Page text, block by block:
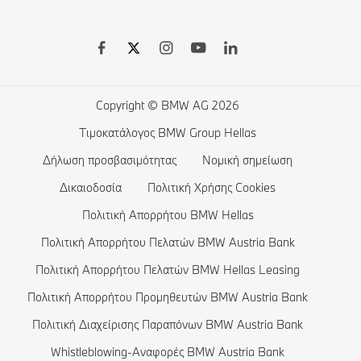
Οχήματος (CoC)
Ιστορικοί Τιμοκατάλογοι
Στοιχεία Δημοσιότητας BMW Hellas Leasing
Σύγκριση Αυτοκινήτων BMW
Κλείστε ένα test drive
BMW Σειρά 4
BMW Σειρά 3
BMW Σειρά 2
BMW Σειρά 1
Η οικογένεια BMW X1
BMW Σειρά M
Αυτονομία ηλεκτρικών αυτοκινήτων
Κόστος ηλεκτρικών αυτοκινήτων
Αυτοκίνητα με τεχνολογία Plug-in Hybrid
Copyright © BMW AG 2026
Τιμοκατάλογος BMW Group Hellas
Δήλωση προσβασιμότητας
Νομική σημείωση
Δικαιοδοσία
Πολιτική Χρήσης Cookies
Πολιτική Απορρήτου BMW Hellas
Πολιτική Απορρήτου Πελατών BMW Austria Bank
Πολιτική Απορρήτου Πελατών BMW Hellas Leasing
Πολιτική Απορρήτου Προμηθευτών BMW Austria Bank
Πολιτική Διαχείρισης Παραπόνων BMW Austria Bank
Whistleblowing-Αναφορές BMW Austria Bank